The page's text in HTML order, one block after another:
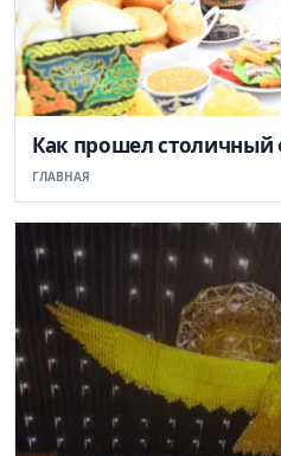
Как прошел столичный
ГЛАВНАЯ